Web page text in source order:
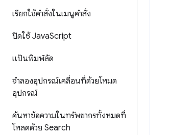
เรียกใช้คำสั่งในเมนูคำสั่ง
ปิดใช้ JavaScript
แป้นพิมพ์ลัด
จำลองอุปกรณ์เคลื่อนที่ด้วยโหมด
อุปกรณ์
ค้นหาข้อความในทรัพยากรทั้งหมดที่
โหลดด้วย Search